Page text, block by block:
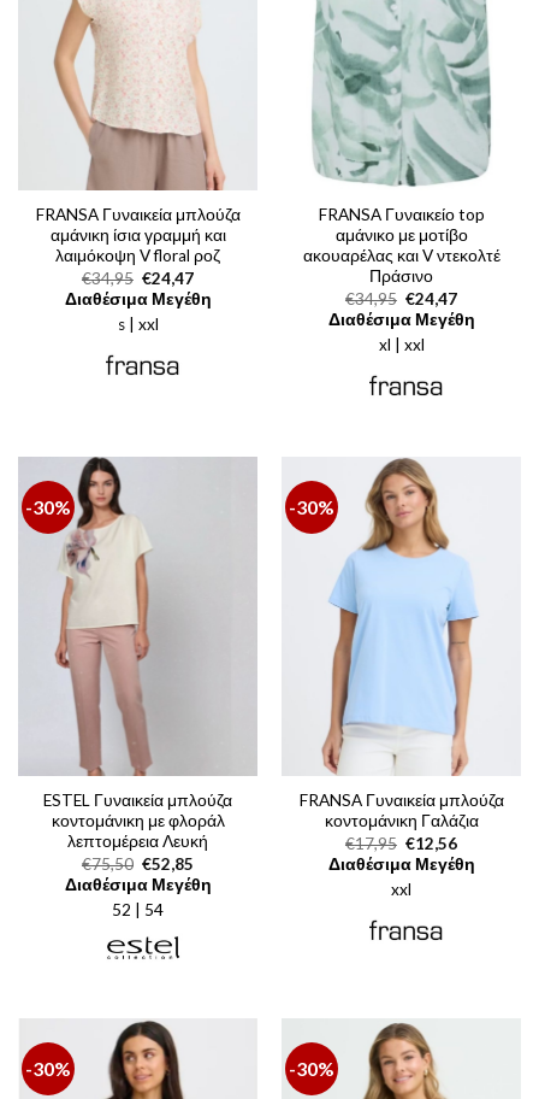
FRANSA Γυναικεία μπλούζα
αμάνικη ίσια γραμμή και
λαιμόκοψη V floral ροζ
€34,95 Original
price
was:
€34,95.
€24,47Η
τρέχουσα
τιμή
Διαθέσιμα Μεγέθη
s | xxl
FRANSA Γυναικείο top
αμάνικο με μοτίβο
ακουαρέλας και V ντεκολτέ
Πράσινο
€34,95 Original
price
was:
€34,95.
€24,47Η
τρέχουσα
τιμή
Διαθέσιμα Μεγέθη
xl | xxl
-30%
ESTEL Γυναικεία μπλούζα
κοντομάνικη με φλοράλ
λεπτομέρεια Λευκή
€75,50 Original
price
was:
€75,50.
€52,85
τρέχουσα
τιμή
Διαθέσιμα Μεγέθη
52 | 54
-30%
FRANSA Γυναικεία μπλούζα
κοντομάνικη Γαλάζια
€17,95 Original
price
was:
€17,95.
€12,56Η
τρέχουσα
τιμή
Διαθέσιμα Μεγέθη
xxl
-30% -30%